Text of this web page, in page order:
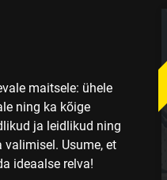
maitsele: ühele
ning ka kõige
ja leidlikud ning
Usume, et
ideaalse relva!